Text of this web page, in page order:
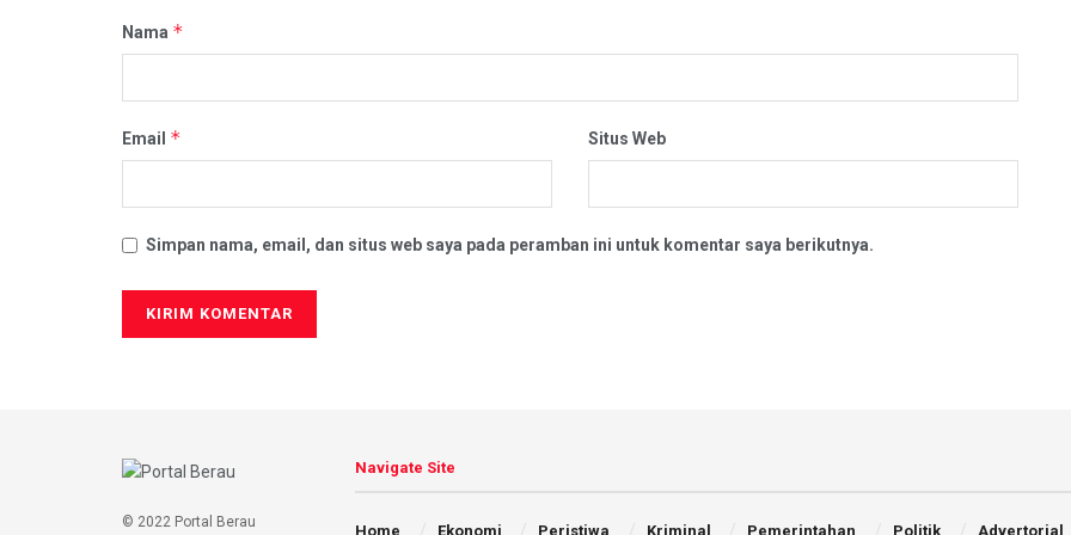
Nama *
Email * Situs Web
Simpan nama, email, dan situs web saya pada peramban ini untuk komentar saya berikutnya.
© 2022 Portal Berau
Navigate Site
Home Ekonomi Peristiwa Kriminal Pemerintahan Politik Advertorial